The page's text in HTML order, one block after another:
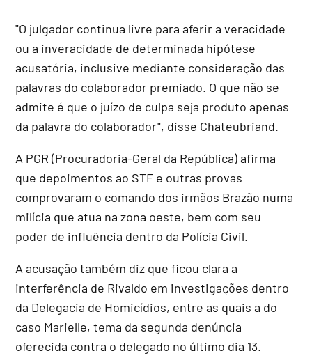
"O julgador continua livre para aferir a veracidade
ou a inveracidade de determinada hipótese
acusatória, inclusive mediante consideração das
palavras do colaborador premiado. O que não se
admite é que o juízo de culpa seja produto apenas
da palavra do colaborador", disse Chateubriand.
A PGR (Procuradoria-Geral da República) afirma
que depoimentos ao STF e outras provas
comprovaram o comando dos irmãos Brazão numa
milícia que atua na zona oeste, bem com seu
poder de influência dentro da Polícia Civil.
A acusação também diz que ficou clara a
interferência de Rivaldo em investigações dentro
da Delegacia de Homicídios, entre as quais a do
caso Marielle, tema da segunda denúncia
oferecida contra o delegado no último dia 13.